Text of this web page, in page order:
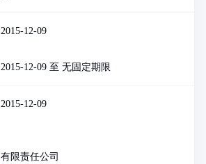
2015-12-09
2015-12-09 至 无固定期限
2015-12-09
有限责任公司